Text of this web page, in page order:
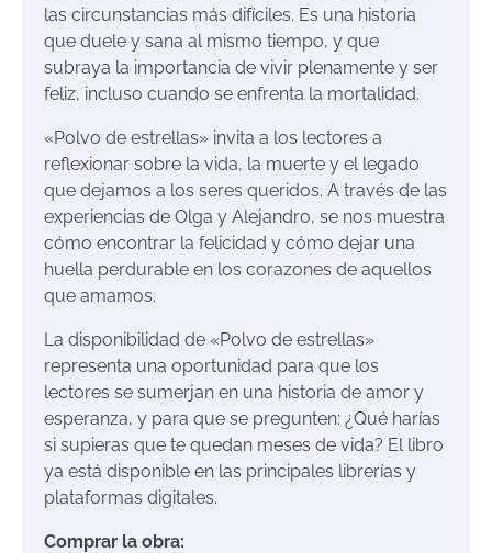
las circunstancias más difíciles. Es una historia
que duele y sana al mismo tiempo, y que
subraya la importancia de vivir plenamente y ser
feliz, incluso cuando se enfrenta la mortalidad.
«Polvo de estrellas» invita a los lectores a
reflexionar sobre la vida, la muerte y el legado
que dejamos a los seres queridos. A través de las
experiencias de Olga y Alejandro, se nos muestra
cómo encontrar la felicidad y cómo dejar una
huella perdurable en los corazones de aquellos
que amamos.
La disponibilidad de «Polvo de estrellas»
representa una oportunidad para que los
lectores se sumerjan en una historia de amor y
esperanza, y para que se pregunten: ¿Qué harías
si supieras que te quedan meses de vida? El libro
ya está disponible en las principales librerías y
plataformas digitales.
Comprar la obra: